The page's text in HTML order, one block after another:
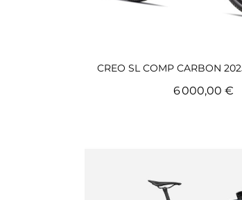
Aperçu rapide
CREO SL COMP CARBON
6 000,00 €